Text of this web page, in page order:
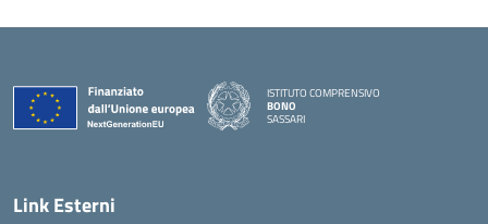
ISTITUTO COMPRENSIVO
BONO
SASSARI
Link Esterni